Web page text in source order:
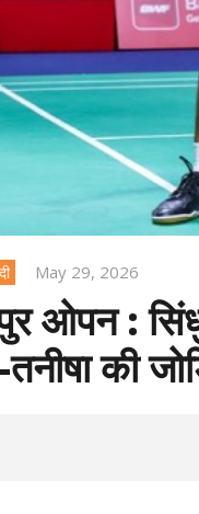
May 29, 2026
ओपन :
की